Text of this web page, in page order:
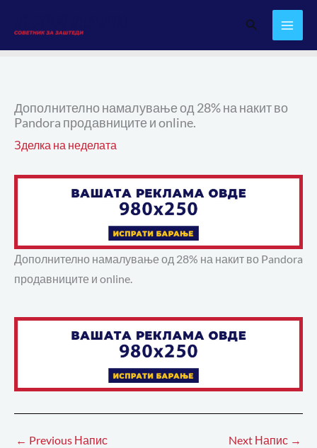
content
Search
Дополнително намалување од 28% на накит во
Pandora продавниците и online.
Зделка на неделата
Дополнително намалување од 28% на накит во Pandora
продавниците и online.
← Previous Напис Next Напис →